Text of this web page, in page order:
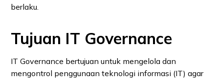
berlaku.
Tujuan IT Governance
IT Governance bertujuan untuk mengelola dan
mengontrol penggunaan teknologi informasi (IT) agar